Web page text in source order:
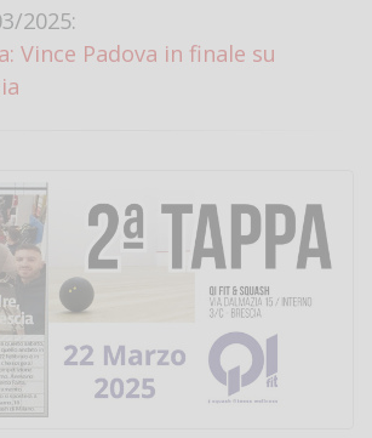
2025:
Vince Padova in finale su